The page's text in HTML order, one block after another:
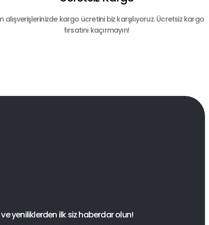
alışverişlerinizde kargo ücretini biz karşılıyoruz. Ücretsiz kargo
fırsatını kaçırmayın!
yeniliklerden ilk siz haberdar olun!